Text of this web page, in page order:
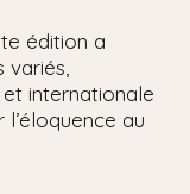
édition a
internationale
l’éloquence au